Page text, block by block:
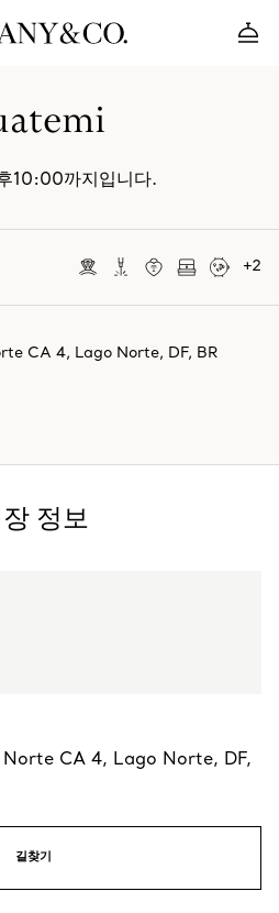
10:00까지입니다.
+2
CA 4, Lago Norte, DF, BR
정보
Norte CA 4, Lago Norte, DF,
길찾기